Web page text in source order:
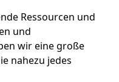
Ressourcen und
und
wir eine große
nahezu jedes